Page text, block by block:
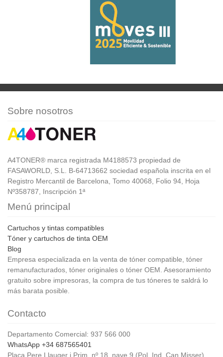
Sobre nosotros
A4TONER® marca registrada M4188573 propiedad de
FASAWORLD, S.L. B-64713662 sociedad española inscrita en el
Registro Mercantil de Barcelona, Tomo 40068, Folio 94, Hoja
Nº358787, Inscripción 1ª
Menú principal
Cartuchos y tintas compatibles
Tóner y cartuchos de tinta OEM
Blog
Empresa especializada en la venta de tóner compatible, tóner
remanufacturados, tóner originales o tóner OEM. Asesoramiento
gratuito sobre impresoras, la compra de tus tóneres te saldrá lo
más barata posible.
Contacto
Departamento Comercial: 937 566 000
WhatsApp +34 687565401
Plaça Pere Llauger i Prim, nº 18, nave 9 (Pol. Ind. Can Misser)